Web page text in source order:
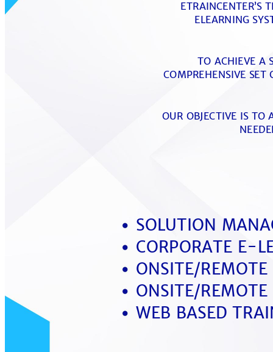
SOLUTION
CORPORATE E-
ONSITE/
ONSITE/
WEB BASED
ETRAINCENTER’S
ELEARNING
TO ACHIEVE A
COMPREHENSIVE
OUR OBJECTIVE IS TO